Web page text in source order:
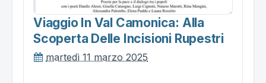
Viaggio In Val Camonica: Alla
Scoperta Delle Incisioni Rupestri
martedì 11 marzo 2025